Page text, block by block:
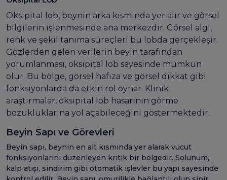
Oksipital lob, beynin arka kısmında yer alır ve görsel
bilgilerin işlenmesinde ana merkezdir. Görsel algı,
renk ve şekil tanıma süreçleri bu lobda gerçekleşir.
Gözlerden gelen verilerin beyin tarafından
yorumlanması, oksipital lob sayesinde mümkün
olur. Bu bölge, görsel hafıza ve görsel dikkat gibi
fonksiyonlarda da etkin rol oynar. Klinik
araştırmalar, oksipital lob hasarının görme
bozukluklarına yol açabileceğini göstermektedir.
Beyin Sapı ve Görevleri
Beyin sapı, beynin en alt kısmında yer alarak vücut
fonksiyonlarını düzenleyen kritik bir bölgedir. Solunum,
kalp atışı, sindirim gibi otomatik işlevler bu yapı sayesinde